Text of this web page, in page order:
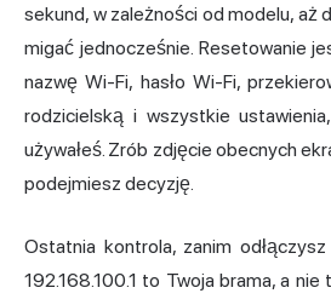
sekund, w zależności od modelu, aż
migać jednocześnie. Resetowanie
nazwę Wi-Fi, hasło Wi-Fi,
rodzicielską i wszystkie
używałeś. Zrób zdjęcie obecnych
podejmiesz decyzję.
Ostatnia kontrola, zanim
192.168.100.1 to Twoja brama, a